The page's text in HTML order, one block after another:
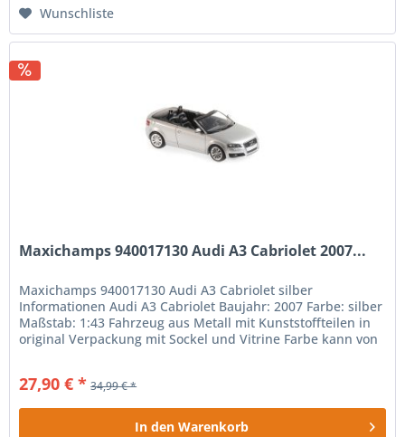
Wunschliste
Maxichamps 940017130 Audi A3 Cabriolet 2007...
Maxichamps 940017130 Audi A3 Cabriolet silber
Informationen Audi A3 Cabriolet Baujahr: 2007 Farbe: silber
Maßstab: 1:43 Fahrzeug aus Metall mit Kunststoffteilen in
original Verpackung mit Sockel und Vitrine Farbe kann von
27,90 € * 34,99 € *
In den Warenkorb